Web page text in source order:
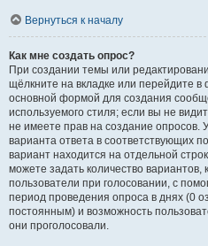
Вернуться к началу
Как мне создать опрос?
При создании темы или
щёлкните на вкладке или перейдите в
основной формой для создания
используемого стиля; если вы не
не имеете прав на создание опросов.
варианта ответа в соответствующих
вариант находится на отдельной
можете задать количество вариантов,
пользователи при голосовании, с
период проведения опроса в днях (0
постоянным) и возможность
они проголосовали.